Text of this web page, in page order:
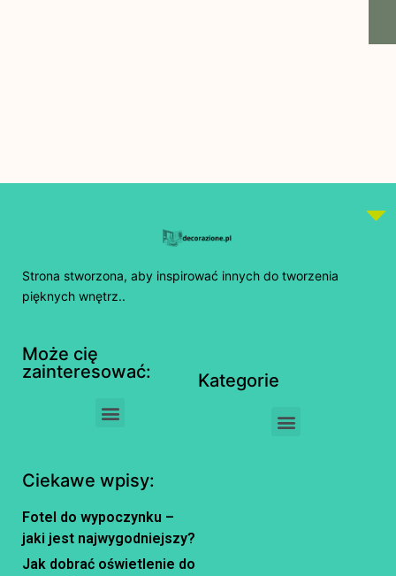
Strona stworzona, aby inspirować innych do tworzenia
pięknych wnętrz..
Może cię
zainteresować:
Kategorie
Ciekawe wpisy:
Fotel do wypoczynku –
jaki jest najwygodniejszy?
Jak dobrać oświetlenie do